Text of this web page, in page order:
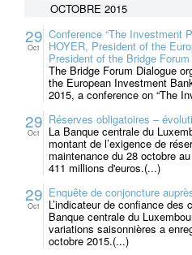
OCTOBRE 2015
29
Oct
Conference “The Investment
HOYER, President of the
President of the Bridge
The Bridge Forum Dialogue
the European Investment
2015, a conference on “The
29
Oct
Réserves obligatoires –
La Banque centrale du
montant de l’exigence de
maintenance du 28 octobre
411 millions d'euros.(...)
29
Oct
Enquête de conjoncture
L’indicateur de confiance
Banque centrale du
variations saisonnières a
octobre 2015.(...)